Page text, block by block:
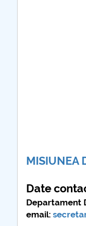
MISIUNEA
Date
Departament
email: